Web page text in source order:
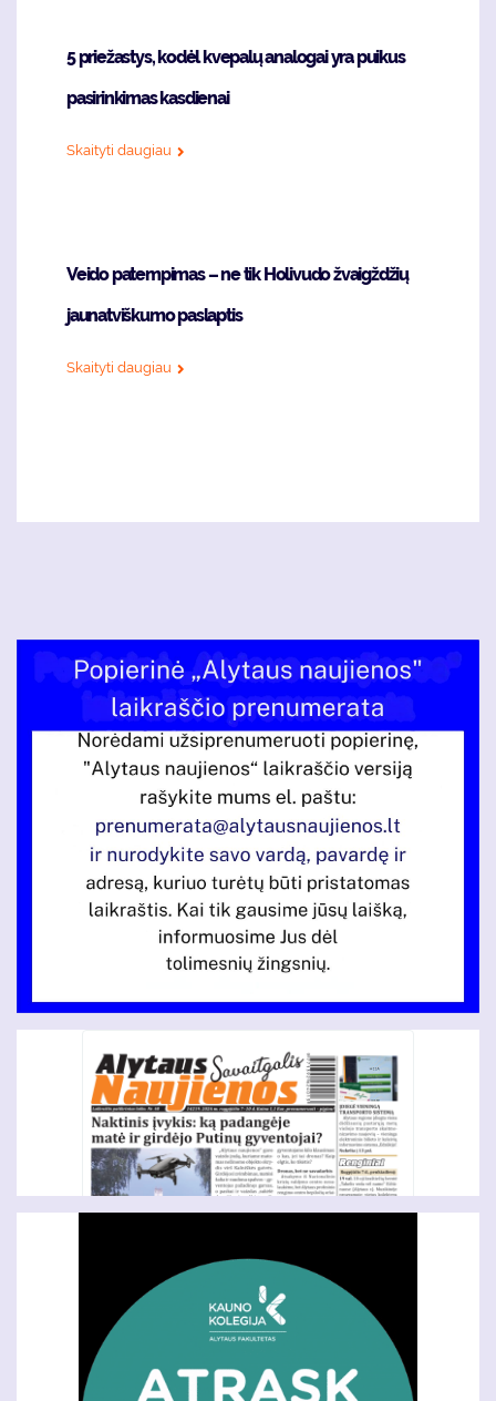
5 priežastys, kodėl kvepalų analogai yra puikus
pasirinkimas kasdienai
Skaityti daugiau
Veido patempimas – ne tik Holivudo žvaigždžių
jaunatviškumo paslaptis
Skaityti daugiau